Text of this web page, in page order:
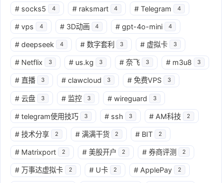
# socks5 4 # raksmart 4 # Telegram 4
# vps 4 # 3D动画 4 # gpt-4o-mini 4
# deepseek 4 # 数字套利 3 # 虚拟卡 3
# Netflix 3 # us.kg 3 # 奈飞 3 # m3u8 3
# 直播 3 # clawcloud 3 # 免费VPS 3
# 云盘 3 # 监控 3 # wireguard 3
# telegram使用技巧 3 # ssh 3 # AM科技 2
# 技术分享 2 # 满满干货 2 # BIT 2
# Matrixport 2 # 美股开户 2 # 券商评测 2
# 万事达虚拟卡 2 # U卡 2 # ApplePay 2